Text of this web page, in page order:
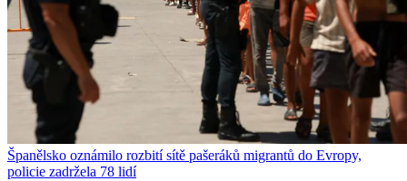
Španělsko oznámilo rozbití sítě pašeráků migrantů do Evropy,
policie zadržela 78 lidí